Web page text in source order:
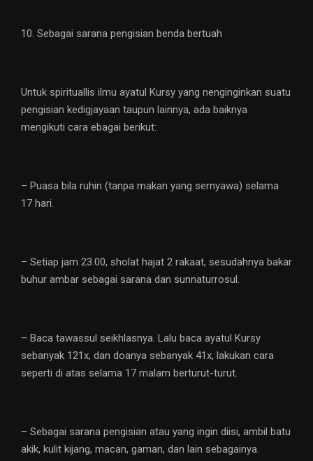
10. Sebagai sarana pengisian benda bertuah
Untuk spirituallis ilmu ayatul Kursy yang nenginginkan suatu
pengisian kedigjayaan taupun lainnya, ada baiknya
mengikuti cara ebagai berikut:
– Puasa bila ruhin (tanpa makan yang sernyawa) selama
17 hari.
– Setiap jam 23.00, sholat hajat 2 rakaat, sesudahnya bakar
buhur ambar sebagai sarana dan sunnaturrosul.
– Baca tawassul seikhlasnya. Lalu baca ayatul Kursy
sebanyak 121x, dan doanya sebanyak 41x, lakukan cara
seperti di atas selama 17 malam berturut-turut.
– Sebagai sarana pengisian atau yang ingin diisi, ambil batu
akik, kulit kijang, macan, gaman, dan lain sebagainya.